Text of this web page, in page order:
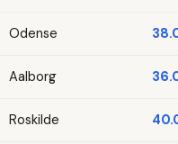
Odense
Aalborg
Roskilde